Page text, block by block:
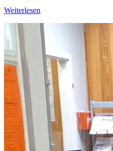
Weiterlesen